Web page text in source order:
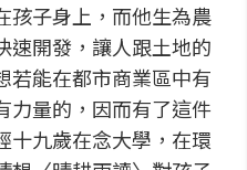
孩子身上，而他生為農
速開發，讓人跟土地的
若能在都市商業區中有
力量的，因而有了這件
十九歲在念大學，在環